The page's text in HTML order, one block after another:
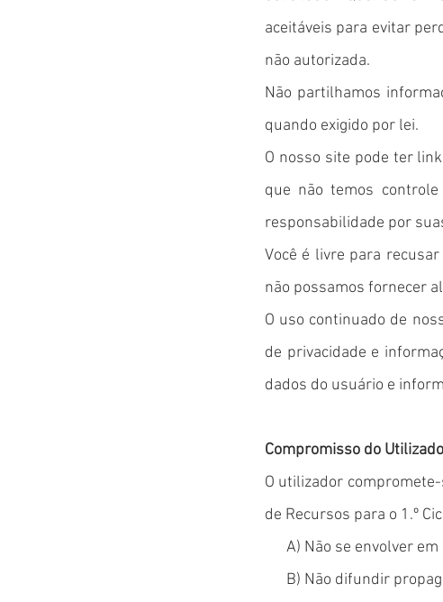
aceitáveis ​​para evitar
não autorizada.
Não partilhamos
quando exigido por lei.
O nosso site pode ter
que não temos
responsabilidade por
Você é livre para
não possamos fornecer
O uso continuado de
de privacidade e
dados do usuário e
Compromisso do
O utilizador
de Recursos para o 1.º
A) Não se envolver em
B) Não difundir